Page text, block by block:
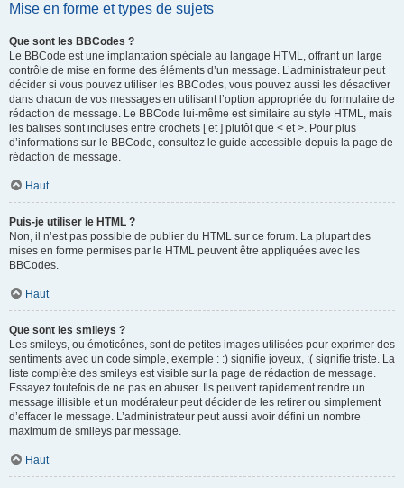
Mise en forme et types de sujets
Que sont les BBCodes ?
Le BBCode est une implantation spéciale au langage HTML, offrant un large
contrôle de mise en forme des éléments d’un message. L’administrateur peut
décider si vous pouvez utiliser les BBCodes, vous pouvez aussi les désactiver
dans chacun de vos messages en utilisant l’option appropriée du formulaire de
rédaction de message. Le BBCode lui-même est similaire au style HTML, mais
les balises sont incluses entre crochets [ et ] plutôt que < et >. Pour plus
d’informations sur le BBCode, consultez le guide accessible depuis la page de
rédaction de message.
Haut
Puis-je utiliser le HTML ?
Non, il n’est pas possible de publier du HTML sur ce forum. La plupart des
mises en forme permises par le HTML peuvent être appliquées avec les
BBCodes.
Haut
Que sont les smileys ?
Les smileys, ou émoticônes, sont de petites images utilisées pour exprimer des
sentiments avec un code simple, exemple : :) signifie joyeux, :( signifie triste. La
liste complète des smileys est visible sur la page de rédaction de message.
Essayez toutefois de ne pas en abuser. Ils peuvent rapidement rendre un
message illisible et un modérateur peut décider de les retirer ou simplement
d’effacer le message. L’administrateur peut aussi avoir défini un nombre
maximum de smileys par message.
Haut